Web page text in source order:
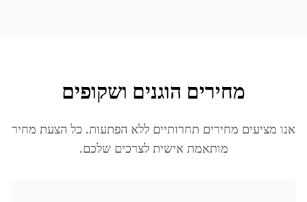
מחירים הוגנים ושקופים
אנו מציעים מחירים תחרותיים ללא הפתעות. כל הצעת מחיר
מותאמת אישית לצרכים שלכם.